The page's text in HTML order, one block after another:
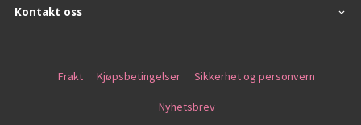
Kontakt oss
Frakt Kjøpsbetingelser Sikkerhet og personvern
Nyhetsbrev